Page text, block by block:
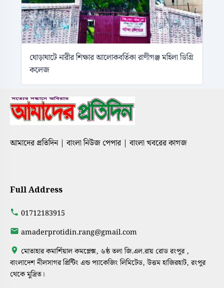
ঘোড়াঘাটে নারীর শিক্ষার আলোকবর্তিকা রাণীগঞ্জ মহিলা ডিগ্রি
কলেজ
আমাদের প্রতিদিন | বাংলা নিউজ পেপার | বাংলা খবরের কাগজ
Full Address
01712183915
amaderprotidin.rang@gmail.com
মোতাহার কমার্শিয়াল কমপ্লেক্স, ৬ষ্ঠ তলা জি.এল.রায় রোড রংপুর ,
বাংলাদেশ নীলসাগর প্রিন্টিং এন্ড প্যাকেজিং লিমিটেড, উত্তম হাজিরহাট, রংপুর
থেকে মুদ্রিত।